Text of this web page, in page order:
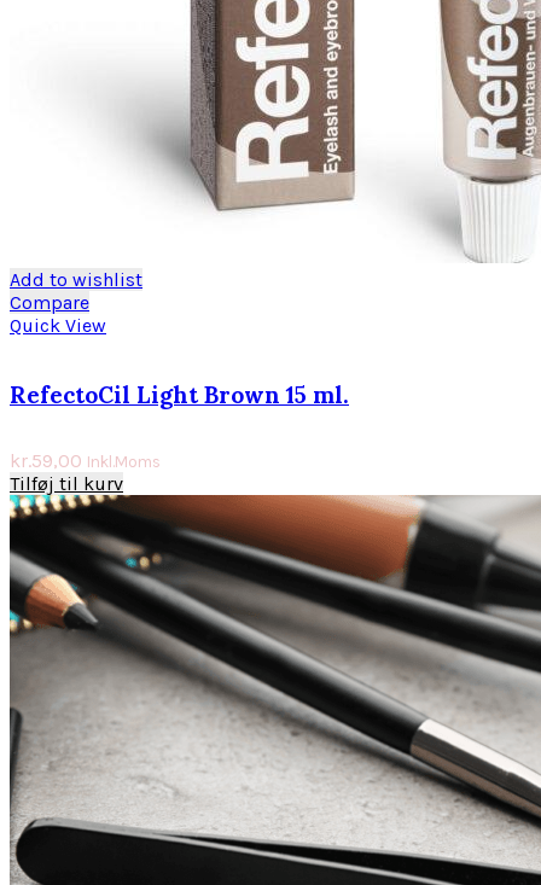
Add to wishlist
Compare
Quick View
RefectoCil Light Brown 15 ml.
kr.59,00 Inkl.Moms
Tilføj til kurv